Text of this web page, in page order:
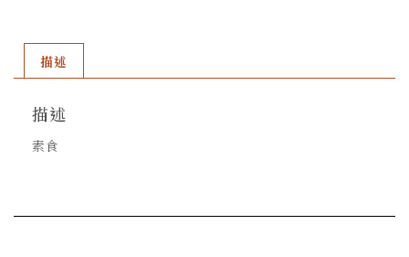
描述
描述
素食